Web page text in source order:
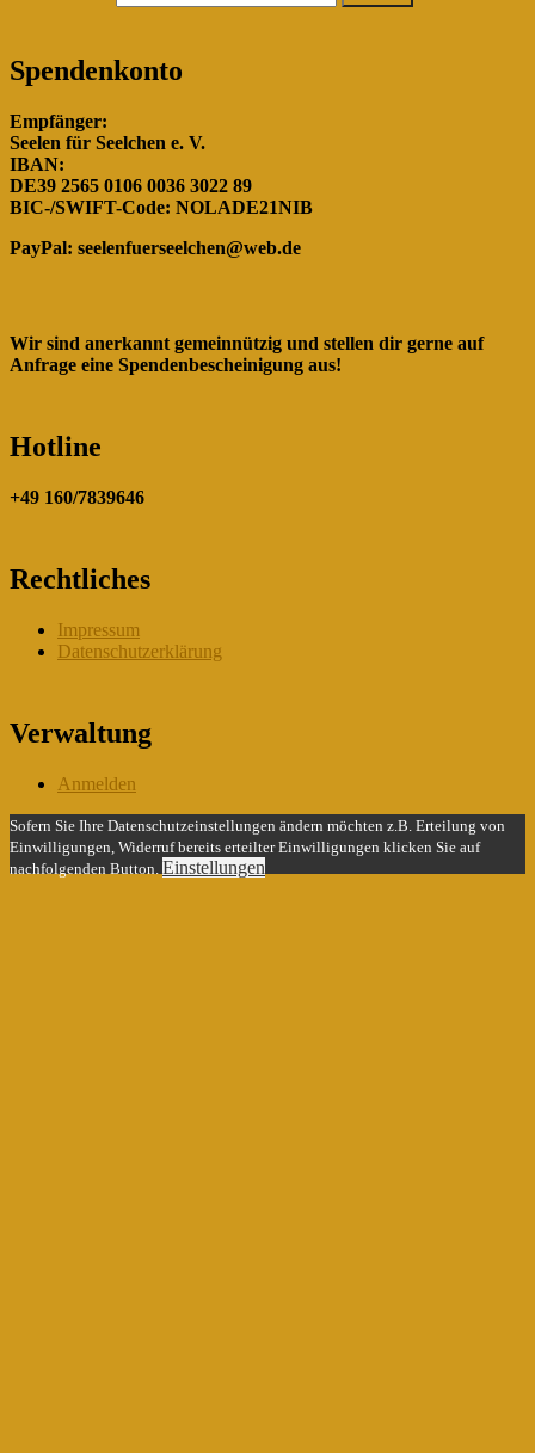
Spendenkonto
Empfänger:
Seelen für Seelchen e. V.
IBAN:
DE39 2565 0106 0036 3022 89
BIC-/SWIFT-Code: NOLADE21NIB
PayPal: seelenfuerseelchen@web.de
Wir sind anerkannt gemeinnützig und stellen dir gerne auf
Anfrage eine Spendenbescheinigung aus!
Hotline
+49 160/7839646
Rechtliches
Impressum
Datenschutzerklärung
Verwaltung
Anmelden
Sofern Sie Ihre Datenschutzeinstellungen ändern möchten z.B. Erteilung von
Einwilligungen, Widerruf bereits erteilter Einwilligungen klicken Sie auf
nachfolgenden Button. Einstellungen